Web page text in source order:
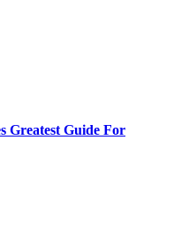
Greatest Guide For